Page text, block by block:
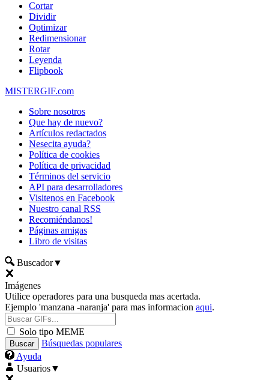
Cortar
Dividir
Optimizar
Redimensionar
Rotar
Leyenda
Flipbook
MISTERGIF.com
Sobre nosotros
Que hay de nuevo?
Artículos redactados
Nesecita ayuda?
Política de cookies
Política de privacidad
Términos del servicio
API para desarrolladores
Visitenos en Facebook
Nuestro canal RSS
Recomiéndanos!
Páginas amigas
Libro de visitas
Buscador▼
Imágenes
Utilice operadores para una busqueda mas acertada.
Ejemplo 'manzana -naranja' para mas informacion aqui.
Solo tipo MEME
Búsquedas populares
Ayuda
Usuarios▼